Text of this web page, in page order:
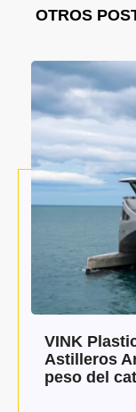
OTROS
VINK
Astilleros
peso del